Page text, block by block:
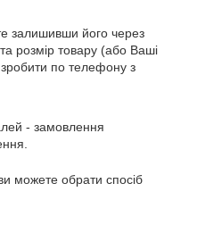
залишивши його через
розмір товару (або Ваші
по телефону з
- замовлення
можете обрати спосіб